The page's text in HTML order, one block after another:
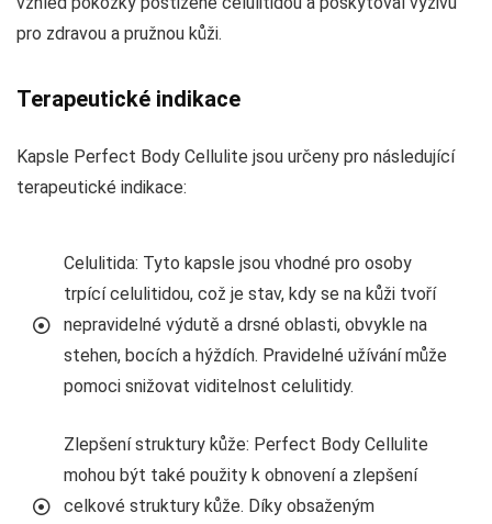
pro zdravou a pružnou kůži.
Terapeutické indikace
Kapsle Perfect Body Cellulite jsou určeny pro následující
terapeutické indikace:
Celulitida: Tyto kapsle jsou vhodné pro osoby
trpící celulitidou, což je stav, kdy se na kůži tvoří
nepravidelné výdutě a drsné oblasti, obvykle na
stehen, bocích a hýždích. Pravidelné užívání může
pomoci snižovat viditelnost celulitidy.
Zlepšení struktury kůže: Perfect Body Cellulite
mohou být také použity k obnovení a zlepšení
celkové struktury kůže. Díky obsaženým